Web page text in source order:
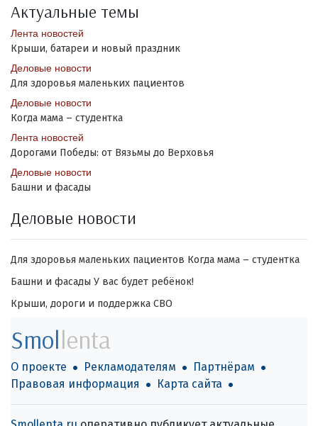
Актуальные темы
Лента новостей
Крыши, батареи и новый праздник
Деловые новости
Для здоровья маленьких пациентов
Деловые новости
Когда мама – студентка
Лента новостей
Дорогами Победы: от Вязьмы до Верховья
Деловые новости
Башни и фасады
Деловые новости
Для здоровья маленьких пациентов Когда мама – студентка
Башни и фасады У вас будет ребёнок!
Крыши, дороги и поддержка СВО
Smollenta
О проекте Рекламодателям
Партнёрам
Правовая информация
Карта сайта